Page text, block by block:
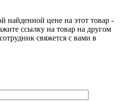
найденной цене на этот товар -
ссылку на товар на другом
свяжется с вами в